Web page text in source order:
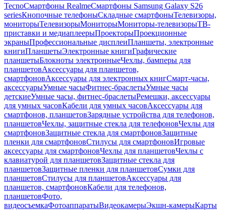
TecnoСмартфоны RealmeСмартфоны Samsung Galaxy S26
seriesКнопочные телефоныСкладные смартфоныТелевизоры,
мониторыТелевизорыМониторыМониторы-телевизорыТВ-
приставки и медиаплеерыПроекторыПроекционные
экраныПрофессиональные дисплеиПланшеты, электронные
книгиПланшетыЭлектронные книгиГрафические
планшетыБлокноты электронныеЧехлы, бамперы для
планшетовАксессуары для планшетов,
смартфоновАксессуары для электронных книгСмарт-часы,
аксессуарыУмные часыФитнес-браслетыУмные часы
детскиеУмные часы, фитнес-браслетыРемешки, аксессуары
для умных часовКабели для умных часовАксессуары для
смартфонов, планшетовЗарядные устройства для телефонов,
планшетовЧехлы, защитные стекла для телефоновЧехлы для
смартфоновЗащитные стекла для смартфоновЗащитные
пленки для смартфоновСтилусы для смартфоновИгровые
аксессуары для смартфоновЧехлы для планшетовЧехлы с
клавиатурой для планшетовЗащитные стекла для
планшетовЗащитные пленки для планшетовСумки для
планшетовСтилусы для планшетовАксессуары для
планшетов, смартфоновКабели для телефонов,
планшетовФото,
видеосъемкаФотоаппаратыВидеокамерыЭкшн-камерыКарты